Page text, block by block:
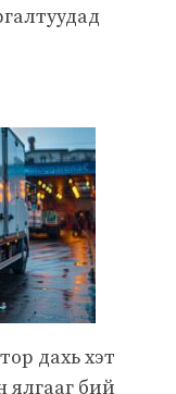
дахь хэт
ялгааг бий